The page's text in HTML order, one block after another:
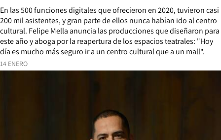
14 ENERO
En las 500 funciones digitales que ofrecieron en 2020, tuvieron casi
200 mil asistentes, y gran parte de ellos nunca habían ido al centro
cultural. Felipe Mella anuncia las producciones que diseñaron para
este año y aboga por la reapertura de los espacios teatrales: "Hoy
día es mucho más seguro ir a un centro cultural que a un mall".